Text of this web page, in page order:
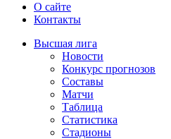
О сайте
Контакты
Высшая лига
Новости
Конкурс прогнозов
Составы
Матчи
Таблица
Статистика
Стадионы